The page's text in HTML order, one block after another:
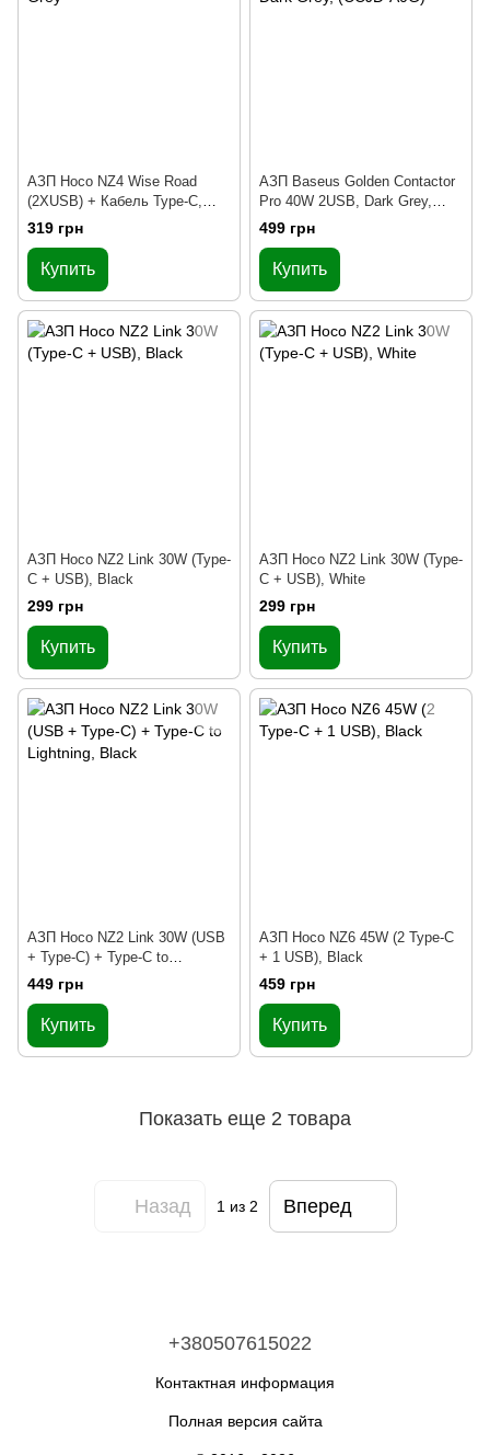
АЗП Hoco NZ4 Wise Road
(2XUSB) + Кабель Type-C,
Grey
319 грн
Купить
АЗП Baseus Golden Contactor
Pro 40W 2USB, Dark Grey,
(CCJD-A0G)
499 грн
Купить
АЗП Hoco NZ2 Link 30W (Type-
C + USB), Black
299 грн
Купить
АЗП Hoco NZ2 Link 30W (Type-
C + USB), White
299 грн
Купить
АЗП Hoco NZ2 Link 30W (USB
+ Type-C) + Type-C to
Lightning, Black
449 грн
Купить
АЗП Hoco NZ6 45W (2 Type-C
+ 1 USB), Black
459 грн
Купить
Показать еще 2 товара
Назад 1из 2 Вперед
+380507615022
Контактная информация
Полная версия сайта